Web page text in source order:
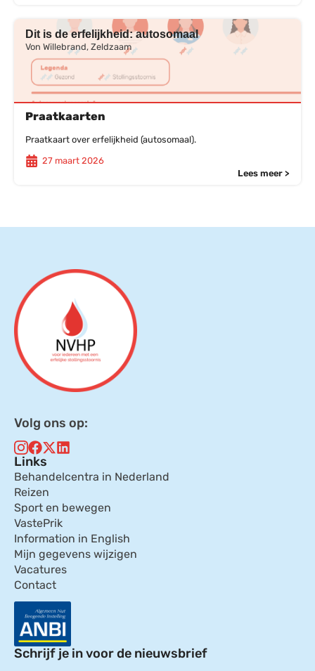
Dit is de erfelijkheid: autosomaal
Von Willebrand, Zeldzaam
Praatkaarten
Praatkaart over erfelijkheid (autosomaal).
27 maart 2026
Lees meer >
Volg ons op:
Links
Behandelcentra in Nederland
Reizen
Sport en bewegen
VastePrik
Information in English
Mijn gegevens wijzigen
Vacatures
Contact
Schrijf je in voor de nieuwsbrief